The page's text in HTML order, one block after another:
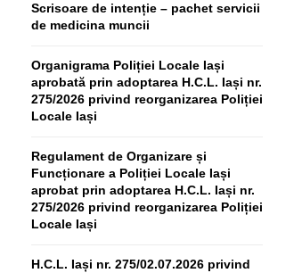
Scrisoare de intenție – pachet servicii
de medicina muncii
Organigrama Poliției Locale Iași
aprobată prin adoptarea H.C.L. Iași nr.
275/2026 privind reorganizarea Poliției
Locale Iași
Regulament de Organizare și
Funcționare a Poliției Locale Iași
aprobat prin adoptarea H.C.L. Iași nr.
275/2026 privind reorganizarea Poliției
Locale Iași
H.C.L. Iași nr. 275/02.07.2026 privind